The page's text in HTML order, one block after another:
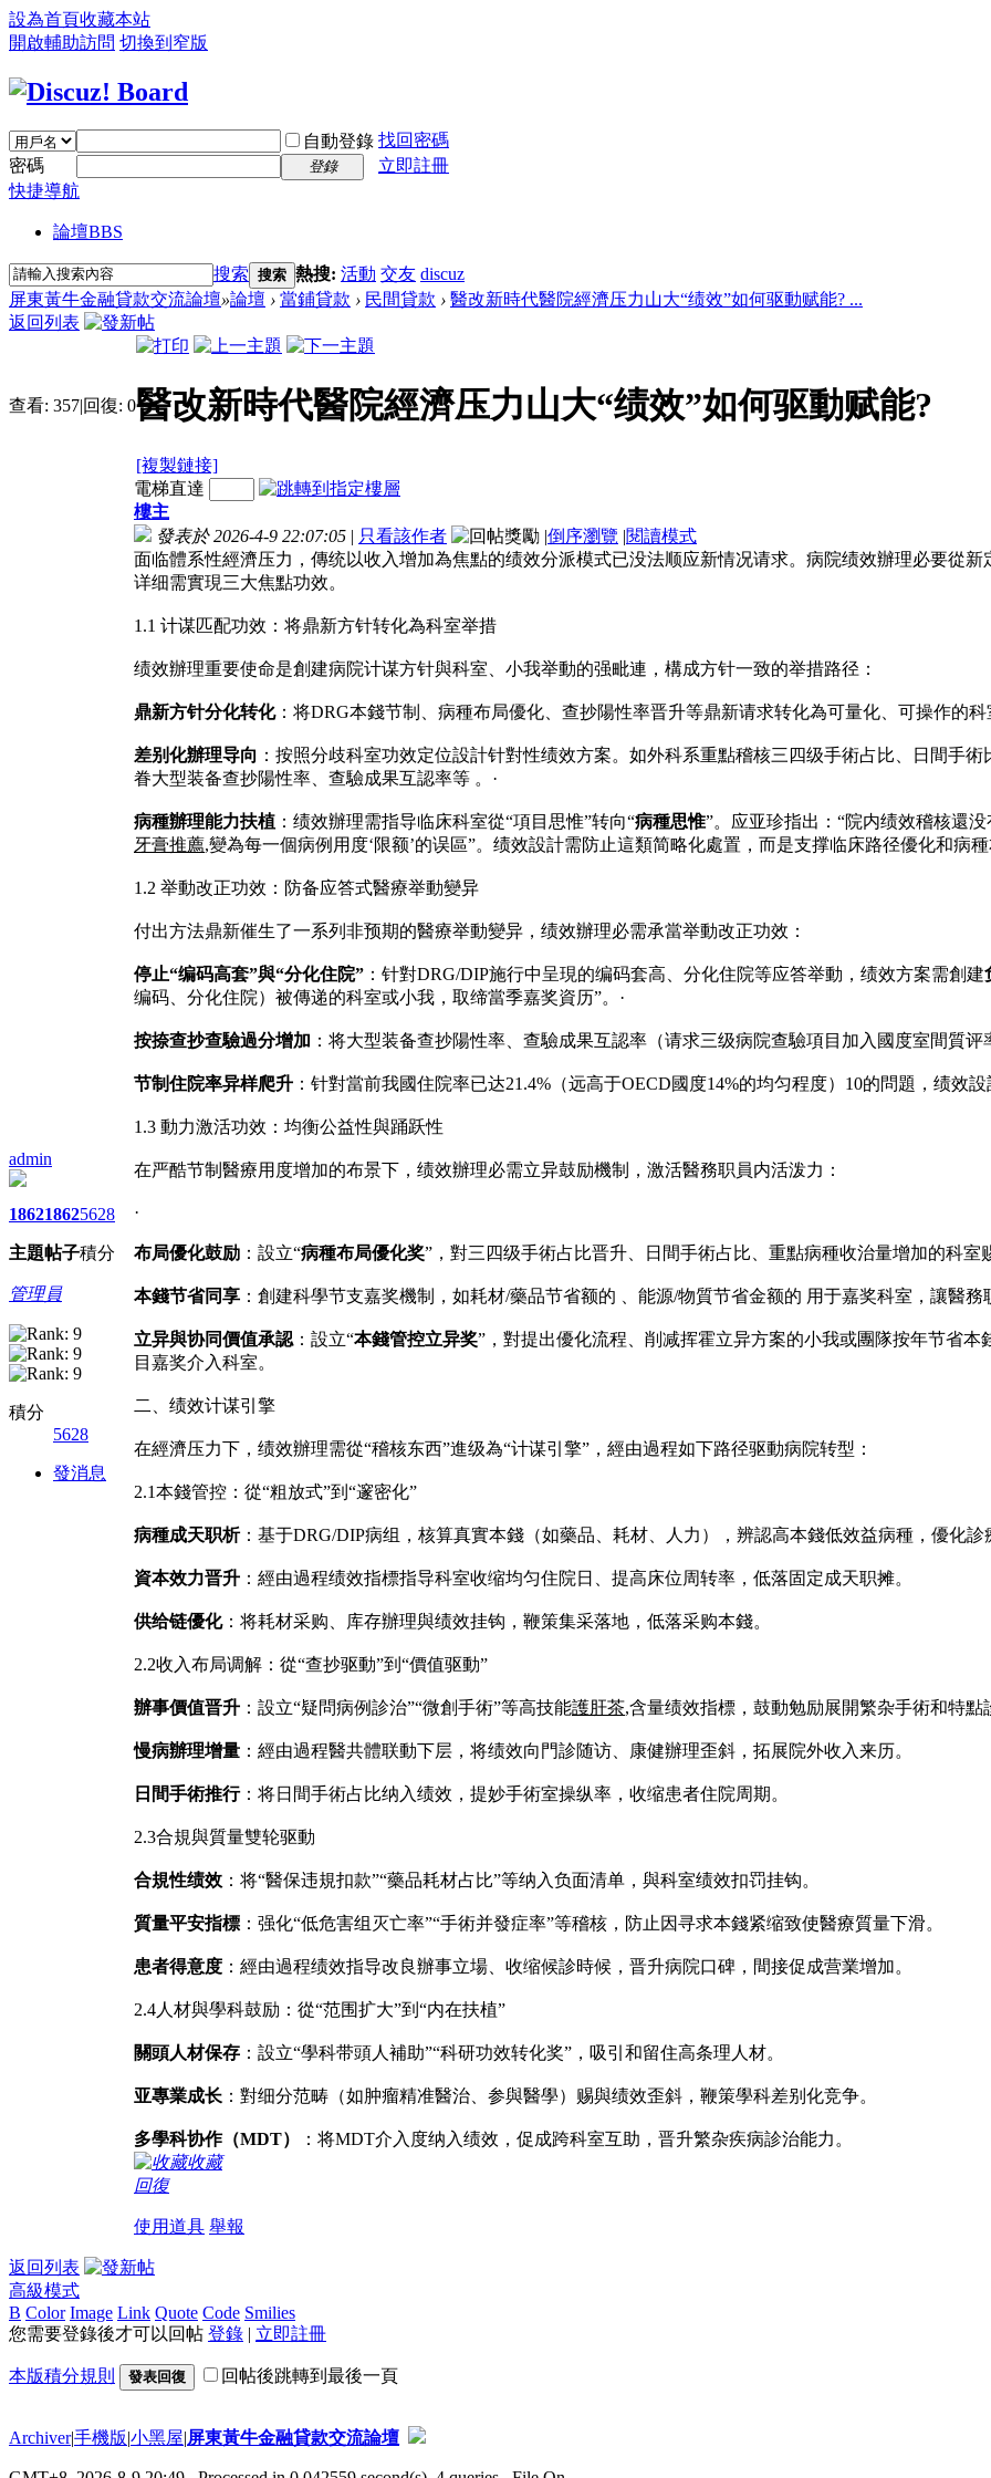
設為首頁收藏本站
開啟輔助訪問 切換到窄版
自動登錄 找回密碼
密碼
登錄
立即註冊
快捷導航
論壇BBS
搜索 搜索 熱搜: 活動 交友 discuz
屏東黃牛金融貸款交流論壇»論壇 › 當鋪貸款 › 民間貸款 › 醫改新時代醫院經濟压力山大“绩效”如何驱動赋能? ...
返回列表
查看: 357|回復: 0醫改新時代醫院經濟压力山大“绩效”如何驱動赋能?
[複製鏈接]
admin
1862
主題
1862
帖子
5628
積分
管理員
積分
5628
發消息
電梯直達
樓主
發表於 2026-4-9 22:07:05 | 只看該作者 |倒序瀏覽 |閱讀模式
面临體系性經濟压力，傳统以收入增加為焦點的绩效分派模式已没法顺应新情况请求。病院绩效辦理必要從新
详细需實現三大焦點功效。
1.1 计谋匹配功效：将鼎新方针转化為科室举措
绩效辦理重要使命是創建病院计谋方针與科室、小我举動的强毗連，構成方针一致的举措路径：
鼎新方针分化转化：将DRG本錢节制、病種布局優化、查抄陽性率晋升等鼎新请求转化為可量化、可操作的科
差别化辦理导向 ：按照分歧科室功效定位設計针對性绩效方案。如外科系重點稽核三四级手術占比、日間手
眷大型装备查抄陽性率、查驗成果互認率等 。·
病種辦理能力扶植 ：绩效辦理需指导临床科室從“項目思惟”转向“病種思惟”。应亚珍指出：“院内绩效稽核還
牙膏推薦,變為每一個病例用度‘限额’的误區”。绩效設計需防止這類简略化處置，而是支撑临床路径優化和病種
1.2 举動改正功效：防备应答式醫療举動變异
付出方法鼎新催生了一系列非预期的醫療举動變异，绩效辦理必需承當举動改正功效：
停止“编码高套”與“分化住院” ：针對DRG/DIP施行中呈現的编码套高、分化住院等应答举動，绩效方案需創建
编码、分化住院）被傳递的科室或小我，取缔當季嘉奖資历”。·
按捺查抄查驗過分增加 ：将大型装备查抄陽性率、查驗成果互認率（请求三级病院查驗項目加入國度室間質评
节制住院率异样爬升 ：针對當前我國住院率已达21.4%（远高于OECD國度14%的均匀程度）10的問題，绩效
1.3 動力激活功效：均衡公益性與踊跃性
在严酷节制醫療用度增加的布景下，绩效辦理必需立异鼓励機制，激活醫務职員内活泼力：
·
布局優化鼓励 ：設立“病種布局優化奖”，對三四级手術占比晋升、日間手術占比、重點病種收治量增加的科室
本錢节省同享 ：創建科學节支嘉奖機制，如耗材/藥品节省额的 、能源/物質节省金额的 用于嘉奖科室，讓醫務
立异與协同價值承認 ：設立“本錢管控立异奖”，對提出優化流程、削减挥霍立异方案的小我或團隊按年节省
目嘉奖介入科室。
二、绩效计谋引擎
在經濟压力下，绩效辦理需從“稽核东西”進级為“计谋引擎”，經由過程如下路径驱動病院转型：
2.1本錢管控：從“粗放式”到“邃密化”
病種成天职析：基于DRG/DIP病组，核算真實本錢（如藥品、耗材、人力），辨認高本錢低效益病種，優化診
資本效力晋升 ：經由過程绩效指標指导科室收缩均匀住院日、提高床位周转率，低落固定成天职摊。
供给链優化：将耗材采购、库存辦理與绩效挂钩，鞭策集采落地，低落采购本錢。
2.2收入布局调解：從“查抄驱動”到“價值驱動”
辦事價值晋升 ：設立“疑問病例診治”“微創手術”等高技能護肝茶,含量绩效指標，鼓動勉励展開繁杂手術和特點
慢病辦理增量 ：經由過程醫共體联動下层，将绩效向門診随访、康健辦理歪斜，拓展院外收入来历。
日間手術推行：将日間手術占比纳入绩效，提妙手術室操纵率，收缩患者住院周期。
2.3合規與質量雙轮驱動
合規性绩效 ：将“醫保违規扣款”“藥品耗材占比”等纳入负面清单，與科室绩效扣罚挂钩。
質量平安指標 ：强化“低危害组灭亡率”“手術并發症率”等稽核，防止因寻求本錢紧缩致使醫療質量下滑。
患者得意度 ：經由過程绩效指导改良辦事立場、收缩候診時候，晋升病院口碑，間接促成营業增加。
2.4人材與學科鼓励：從“范围扩大”到“内在扶植”
關頭人材保存 ：設立“學科带頭人補助”“科研功效转化奖”，吸引和留住高条理人材。
亚專業成长 ：對细分范畴（如肿瘤精准醫治、参與醫學）赐與绩效歪斜，鞭策學科差别化竞争。
多學科协作（MDT）
：将MDT介入度纳入绩效，促成跨科室互助，晋升繁杂疾病診治能力。
收藏
回復
使用道具 舉報
返回列表
高級模式
B Color Image Link Quote Code Smilies
您需要登錄後才可以回帖 登錄 | 立即註冊
本版積分規則 發表回復 回帖後跳轉到最後一頁
Archiver|手機版|小黑屋|屏東黃牛金融貸款交流論壇